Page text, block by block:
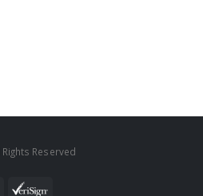
Reserved